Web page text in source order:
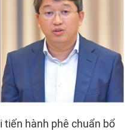
tiến hành phê chuẩn bổ